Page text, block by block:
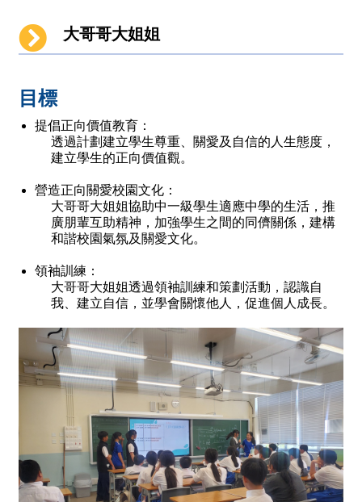
大哥哥大姐姐
目標
提倡正向價值教育：
透過計劃建立學生尊重、關愛及自信的人生態度，
建立學生的正向價值觀。
營造正向關愛校園文化：
大哥哥大姐姐協助中一級學生適應中學的生活，推
廣朋輩互助精神，加強學生之間的同儕關係，建構
和諧校園氣氛及關愛文化。
領袖訓練：
大哥哥大姐姐透過領袖訓練和策劃活動，認識自
我、建立自信，並學會關懷他人，促進個人成長。